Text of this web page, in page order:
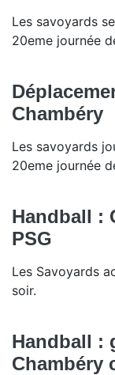
Les savoyards
20eme journée
Chambéry
Les savoyards
20eme journée
Handball :
PSG
Les Savoyards
soir.
Handball :
Chambéry